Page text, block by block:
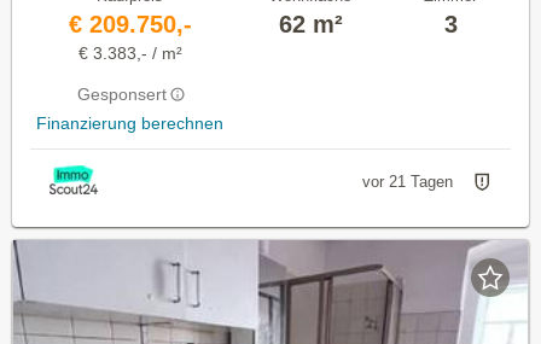
€ 209.750,-
€ 3.383,- / m²
Gesponsert
Finanzierung berechnen
62 m² 3
vor 21 Tagen